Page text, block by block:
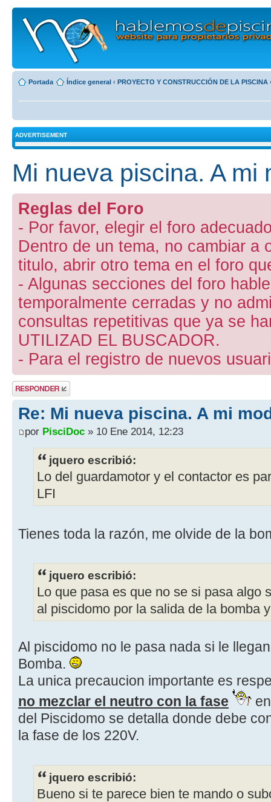
Portada Índice general ‹ PROYECTO Y CONSTRUCCIÓN DE LA PISCINA
ADVERTISEMENT
Mi nueva piscina. A mi
Reglas del Foro
- Por favor, elegir el foro
Dentro de un tema, no cambiar a
titulo, abrir otro tema en el foro
- Algunas secciones del foro
temporalmente cerradas y no
consultas repetitivas que ya se
UTILIZAD EL BUSCADOR.
- Para el registro de nuevos
Publicar una
respuesta
Re: Mi nueva piscina. A mi
por PisciDoc » 10 Ene 2014, 12:23
jquero escribió:
Lo del guardamotor y el contactor es
LFI
Tienes toda la razón, me olvide de la
jquero escribió:
Lo que pasa es que no se si pasa algo
al piscidomo por la salida de la bomba
Al piscidomo no le pasa nada si le
Bomba.
La unica precaucion importante es
no mezclar el neutro con la fase
del Piscidomo se detalla donde debe
la fase de los 220V.
jquero escribió:
Bueno si te parece bien te mando o